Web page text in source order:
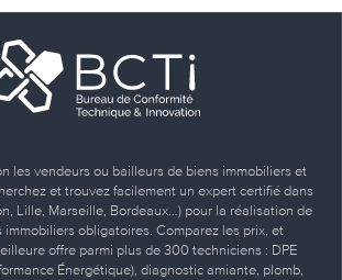
les vendeurs ou bailleurs de biens immobiliers et
et trouvez facilement un expert certifié dans
Lille, Marseille, Bordeaux…) pour la réalisation de
immobiliers obligatoires. Comparez les prix, et
offre parmi plus de 300 techniciens : DPE
Énergétique), diagnostic amiante, plomb,